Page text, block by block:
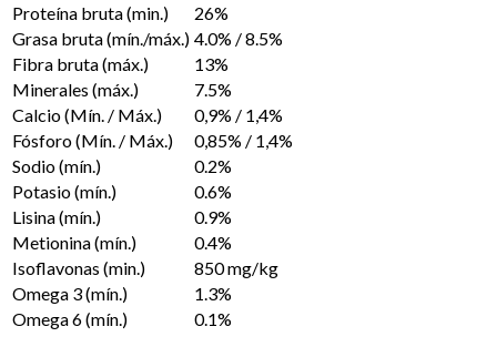
Proteína bruta (min.)
26%
Grasa bruta (mín./máx.) 4.0% / 8.5%
Fibra bruta (máx.)
13%
Minerales (máx.)
7.5%
Calcio (Mín. / Máx.)
0,9% / 1,4%
Fósforo (Mín. / Máx.)
0,85% / 1,4%
Sodio (mín.)
0.2%
Potasio (mín.)
0.6%
Lisina (mín.)
0.9%
Metionina (mín.)
0.4%
Isoflavonas (min.)
850 mg/kg
Omega 3 (mín.)
1.3%
Omega 6 (mín.)
0.1%